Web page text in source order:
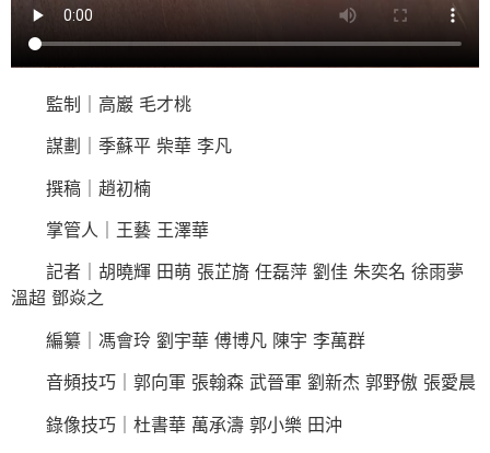
監制｜高巖 毛才桃
謀劃｜季蘇平 柴華 李凡
撰稿｜趙初楠
掌管人｜王藝 王澤華
記者｜胡曉輝 田萌 張芷旖 任磊萍 劉佳 朱奕名 徐雨夢
溫超 鄧焱之
編纂｜馮會玲 劉宇華 傅博凡 陳宇 李萬群
音頻技巧｜郭向軍 張翰森 武晉軍 劉新杰 郭野傲 張愛晨
錄像技巧｜杜書華 萬承濤 郭小樂 田沖